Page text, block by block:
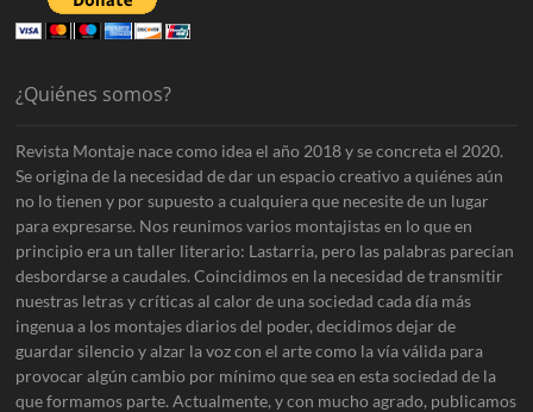
¿Quiénes somos?
Revista Montaje nace como idea el año 2018 y se concreta el 2020.
Se origina de la necesidad de dar un espacio creativo a quiénes aún
no lo tienen y por supuesto a cualquiera que necesite de un lugar
para expresarse. Nos reunimos varios montajistas en lo que en
principio era un taller literario: Lastarria, pero las palabras parecían
desbordarse a caudales. Coincidimos en la necesidad de transmitir
nuestras letras y críticas al calor de una sociedad cada día más
ingenua a los montajes diarios del poder, decidimos dejar de
guardar silencio y alzar la voz con el arte como la vía válida para
provocar algún cambio por mínimo que sea en esta sociedad de la
que formamos parte. Actualmente, y con mucho agrado, publicamos